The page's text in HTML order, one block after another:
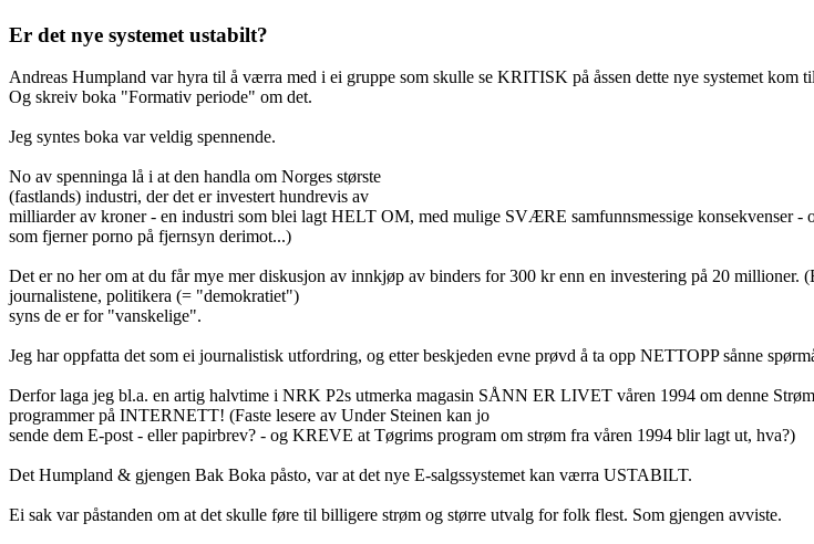
Er det nye systemet ustabilt?
Andreas Humpland var hyra til å værra med i ei gruppe som skulle se KRITISK på åssen dette nye systemet kom
Og skreiv boka "Formativ periode" om det.
Jeg syntes boka var veldig spennende.
No av spenninga lå i at den handla om Norges største
(fastlands) industri, der det er investert hundrevis av
milliarder av kroner - en industri som blei lagt HELT OM, med mulige SVÆRE samfunnsmessige konsekvenser
som fjerner porno på fjernsyn derimot...)
Det er no her om at du får mye mer diskusjon av innkjøp av binders for 300 kr enn en investering på 20
journalistene, politikera (= "demokratiet")
syns de er for "vanskelige".
Jeg har oppfatta det som ei journalistisk utfordring, og etter beskjeden evne prøvd å ta opp NETTOPP sånne
Derfor laga jeg bl.a. en artig halvtime i NRK P2s utmerka magasin SÅNN ER LIVET våren 1994 om denne
programmer på INTERNETT! (Faste lesere av Under Steinen kan jo
sende dem E-post - eller papirbrev? - og KREVE at Tøgrims program om strøm fra våren 1994 blir lagt ut, hva?)
Det Humpland & gjengen Bak Boka påsto, var at det nye E-salgssystemet kan værra USTABILT.
Ei sak var påstanden om at det skulle føre til billigere strøm og større utvalg for folk flest. Som gjengen avviste.